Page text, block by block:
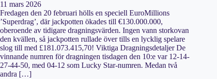
11 mars 2026
Fredagen den 20 februari hölls en speciell EuroMillions
’Superdrag’, där jackpotten ökades till €130.000.000,
oberoende av tidigare dragningsvärden. Ingen vann storkovan
den kvällen, så jackpotten rullade över tills en lycklig spelare
slog till med £181.073.415,70! Viktiga Dragningsdetaljer De
vinnande numren för dragningen tisdagen den 10:e var 12-14-
27-44-50, med 04-12 som Lucky Star-numren. Medan två
andra […]